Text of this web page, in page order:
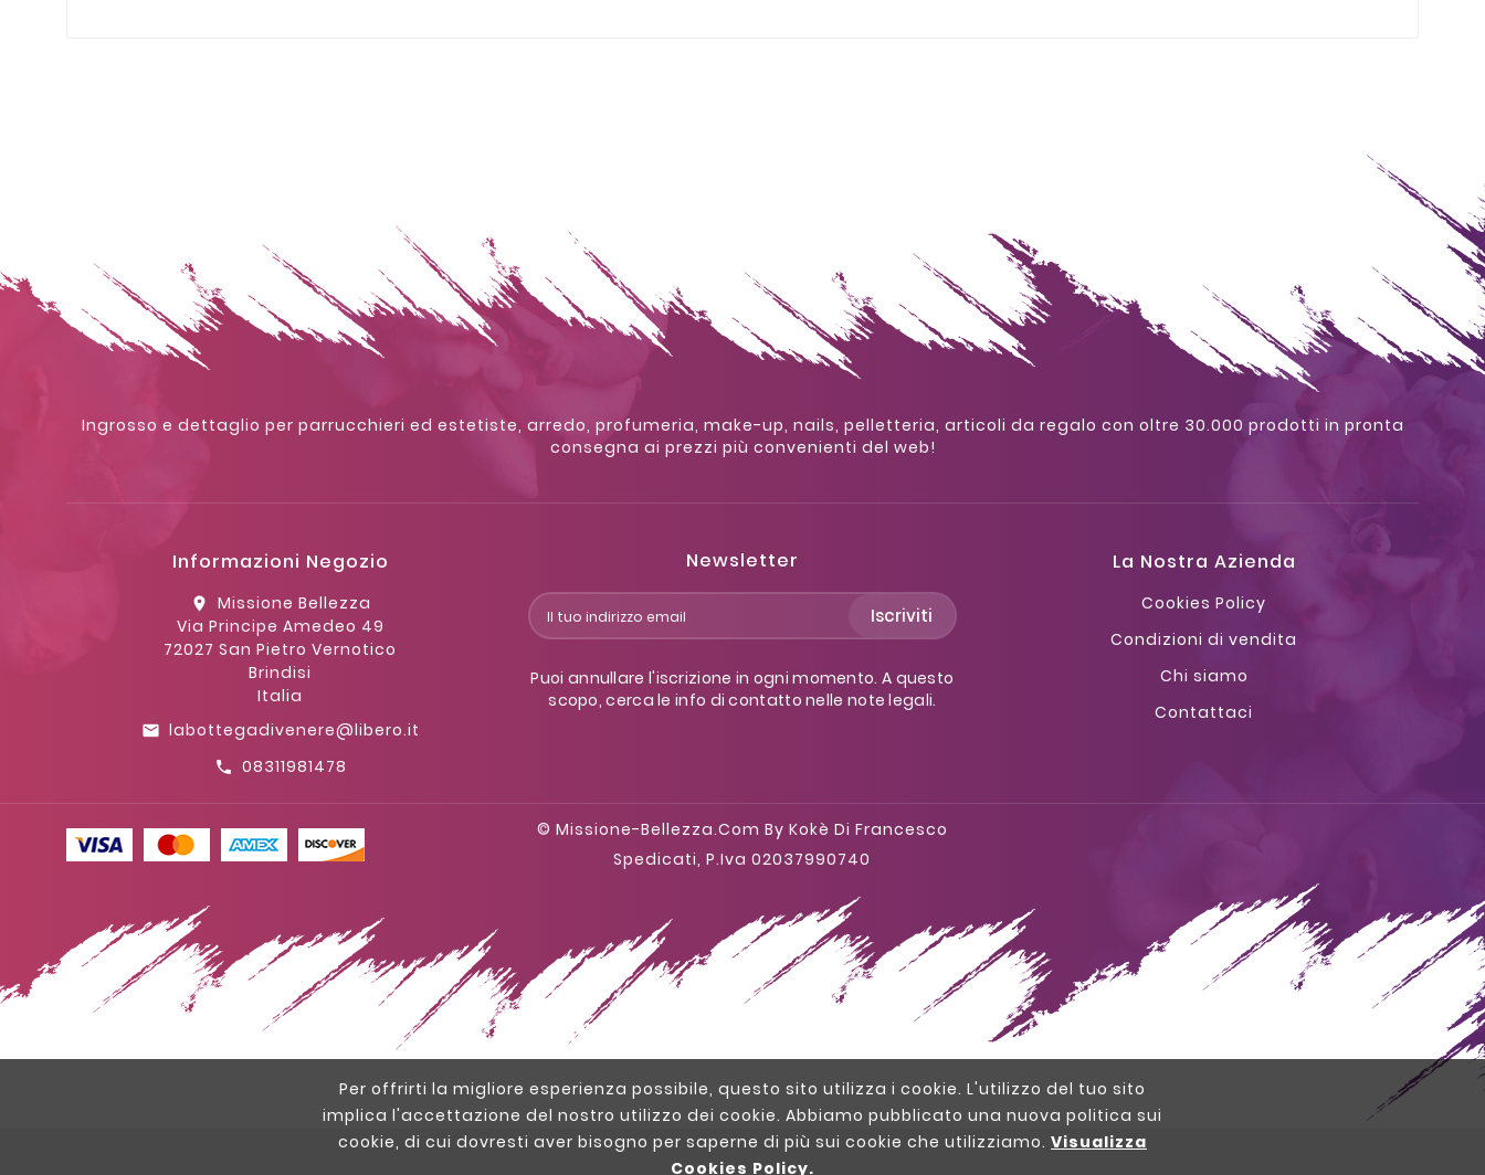
Per offrirti la migliore esperienza possibile, questo sito utilizza i cookie. L'utilizzo del tuo sito
implica l'accettazione del nostro utilizzo dei cookie. Abbiamo pubblicato una nuova politica sui
cookie, di cui dovresti aver bisogno per saperne di più sui cookie che utilizziamo. Visualizza
Cookies Policy.
Ingrosso e dettaglio per parrucchieri ed estetiste, arredo, profumeria, make-up, nails, pelletteria, articoli da regalo con oltre 30.000 prodotti in pronta
consegna ai prezzi più convenienti del web!
Informazioni Negozio
location_on
Missione Bellezza
Via Principe Amedeo 49
72027 San Pietro Vernotico
Brindisi
Italia
email labottegadivenere@libero.it
call 08311981478
Newsletter
Iscriviti
Puoi annullare l'iscrizione in ogni momento. A questo
scopo, cerca le info di contatto nelle note legali.
La Nostra Azienda
Cookies Policy
Condizioni di vendita
Chi siamo
Contattaci
© Missione-Bellezza.com By Kokè Di Francesco
Spedicati, P.iva 02037990740